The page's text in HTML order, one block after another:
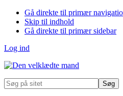
Gå direkte til primær
Skip til indhold
Gå direkte til primær sidebar
Log ind
Søg
på